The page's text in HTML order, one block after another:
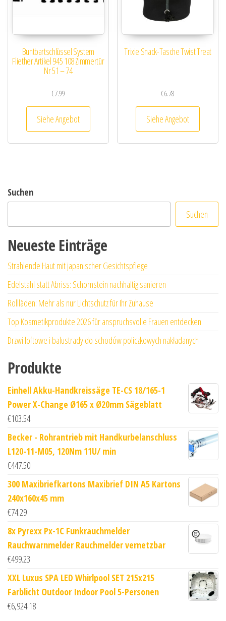
Buntbartschlüssel System
Fliether Artikel 945 108 Zimmertür
Nr 51 – 74
€7.99
Siehe Angebot
Trixie Snack-Tasche Twist Treat
€6.78
Siehe Angebot
Suchen
Suchen
Neueste Einträge
Strahlende Haut mit japanischer Gesichtspflege
Edelstahl statt Abriss: Schornstein nachhaltig sanieren
Rollläden: Mehr als nur Lichtschutz für Ihr Zuhause
Top Kosmetikprodukte 2026 für anspruchsvolle Frauen entdecken
Drzwi loftowe i balustrady do schodów policzkowych nakładanych
Produkte
Einhell Akku-Handkreissäge TE-CS 18/165-1
Power X-Change Ø165 x Ø20mm Sägeblatt
€103.54
Becker - Rohrantrieb mit Handkurbelanschluss
L120-11-M05, 120Nm 11U/ min
€447.50
300 Maxibriefkartons Maxibrief DIN A5 Kartons
240x160x45 mm
€74.29
8x Pyrexx Px-1C Funkrauchmelder
Rauchwarnmelder Rauchmelder vernetzbar
€499.23
XXL Luxus SPA LED Whirlpool SET 215x215
Farblicht Outdoor Indoor Pool 5-Personen
€6,924.18